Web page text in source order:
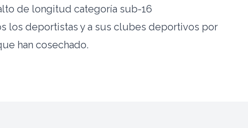
de longitud categoría sub-16
los deportistas y a sus clubes deportivos por
han cosechado.